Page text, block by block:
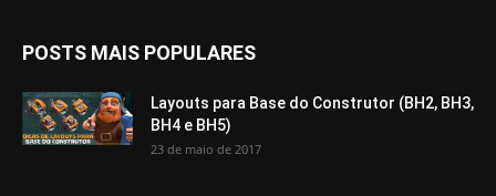
POSTS MAIS POPULARES
Layouts para Base do Construtor (BH2, BH3,
BH4 e BH5)
23 de maio de 2017